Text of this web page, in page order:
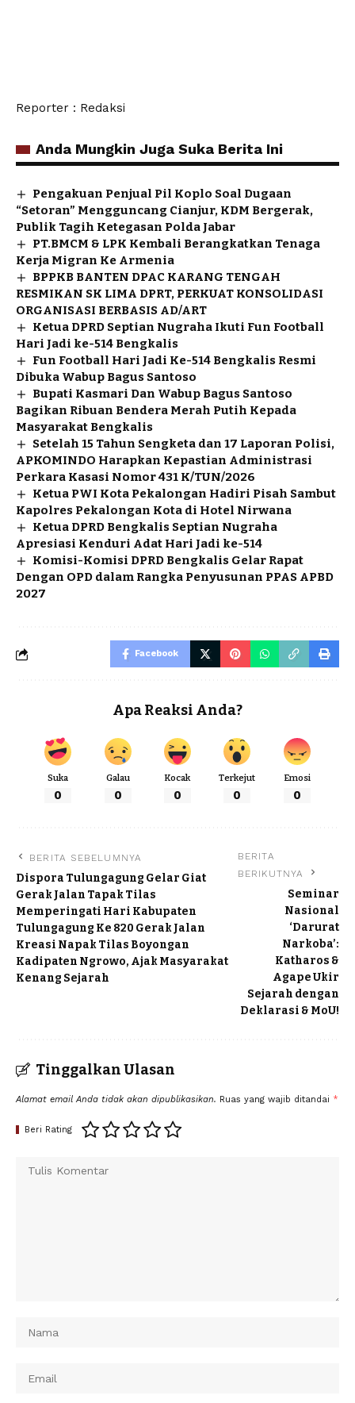
Reporter : Redaksi
Anda Mungkin Juga Suka Berita Ini
Pengakuan Penjual Pil Koplo Soal Dugaan
“Setoran” Mengguncang Cianjur, KDM Bergerak,
Publik Tagih Ketegasan Polda Jabar
PT.BMCM & LPK Kembali Berangkatkan Tenaga
Kerja Migran Ke Armenia
BPPKB BANTEN DPAC KARANG TENGAH
RESMIKAN SK LIMA DPRT, PERKUAT KONSOLIDASI
ORGANISASI BERBASIS AD/ART
Ketua DPRD Septian Nugraha Ikuti Fun Football
Hari Jadi ke-514 Bengkalis
Fun Football Hari Jadi Ke-514 Bengkalis Resmi
Dibuka Wabup Bagus Santoso
Bupati Kasmari Dan Wabup Bagus Santoso
Bagikan Ribuan Bendera Merah Putih Kepada
Masyarakat Bengkalis
Setelah 15 Tahun Sengketa dan 17 Laporan Polisi,
APKOMINDO Harapkan Kepastian Administrasi
Perkara Kasasi Nomor 431 K/TUN/2026
Ketua PWI Kota Pekalongan Hadiri Pisah Sambut
Kapolres Pekalongan Kota di Hotel Nirwana
Ketua DPRD Bengkalis Septian Nugraha
Apresiasi Kenduri Adat Hari Jadi ke-514
Komisi-Komisi DPRD Bengkalis Gelar Rapat
Dengan OPD dalam Rangka Penyusunan PPAS APBD
2027
Facebook
Apa Reaksi Anda?
Suka
0
Galau
0
Kocak
0
Terkejut
0
Emosi
0
BERITA SEBELUMNYA
Dispora Tulungagung Gelar Giat
Gerak Jalan Tapak Tilas
Memperingati Hari Kabupaten
Tulungagung Ke 820 Gerak Jalan
Kreasi Napak Tilas Boyongan
Kadipaten Ngrowo, Ajak Masyarakat
Kenang Sejarah
BERITA
BERIKUTNYA
Seminar
Nasional
‘Darurat
Narkoba’:
Katharos &
Agape Ukir
Sejarah dengan
Deklarasi & MoU!
Tinggalkan Ulasan
Alamat email Anda tidak akan dipublikasikan. Ruas yang wajib ditandai *
Beri Rating